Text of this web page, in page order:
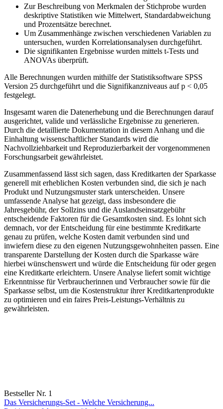
Zur Beschreibung von Merkmalen der Stichprobe ⁣wurden
deskriptive ​Statistiken wie Mittelwert,‌ Standardabweichung
und Prozentsätze ⁤berechnet.
Um⁤ Zusammenhänge zwischen verschiedenen⁤ Variablen zu
⁤untersuchen, wurden Korrelationsanalysen ‌durchgeführt.
Die signifikanten Ergebnisse wurden mittels t-Tests und
ANOVAs ‍überprüft.
Alle ⁢Berechnungen wurden mithilfe der Statistiksoftware SPSS
‌Version ⁤25 durchgeführt und die Signifikanzniveaus auf p⁢ < 0,05
festgelegt.
Insgesamt waren‍ die Datenerhebung und die⁣ Berechnungen ‍darauf
ausgerichtet, valide und verlässliche‌ Ergebnisse zu⁤ generieren.
‍Durch⁢ die detaillierte Dokumentation in⁣ diesem‍ Anhang und die
Einhaltung wissenschaftlicher Standards ‌wird die
Nachvollziehbarkeit ‍und Reproduzierbarkeit der vorgenommenen
‍Forschungsarbeit ⁢gewährleistet.
Zusammenfassend lässt sich sagen,⁤ dass Kreditkarten der Sparkasse
generell mit ⁢erheblichen Kosten‍ verbunden sind, die ‌sich ‍je nach
Produkt und Nutzungsmuster stark⁤ unterscheiden. Unsere
umfassende Analyse ‍hat‍ gezeigt, dass insbesondere die
Jahresgebühr, der Sollzins und⁤ die⁤ Auslandseinsatzgebühr
entscheidende⁢ Faktoren ​für die Gesamtkosten sind.⁢ Es‌ lohnt sich
demnach, vor ​der Entscheidung‍ für eine bestimmte ⁢Kreditkarte ​
genau zu prüfen,‌ welche Kosten damit verbunden sind und
inwiefern diese ⁢zu den eigenen⁤ Nutzungsgewohnheiten⁢ passen. ‌Eine
transparente​ Darstellung ‍der Kosten durch die ‌Sparkasse wäre
hierbei wünschenswert und würde ‌die Entscheidung für oder gegen
eine⁤ Kreditkarte ⁢erleichtern.⁤ Unsere⁢ Analyse liefert somit wichtige
Erkenntnisse für Verbraucherinnen und‍ Verbraucher sowie ⁢für die
Sparkasse selbst, ‍um die Kostenstruktur ihrer Kreditkartenprodukte
zu optimieren und ​ein faires Preis-Leistungs-Verhältnis⁤ zu
gewährleisten. ⁣
Bestseller Nr. 1
Das Versicherungs-Set - Welche Versicherung...